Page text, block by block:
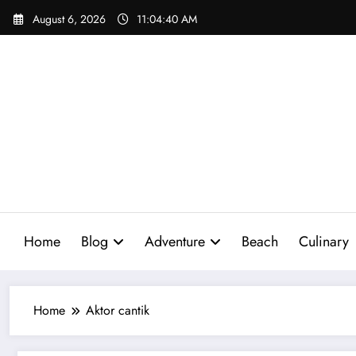
Skip
August 6, 2026 11:04:41 AM
Home Blog Adventure Beach Culinary
Home Aktor cantik